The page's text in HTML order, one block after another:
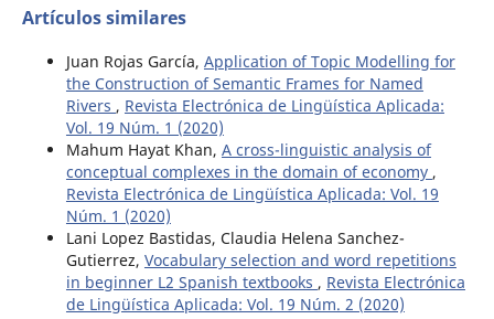
Artículos similares
Juan Rojas García, Application of Topic Modelling for
the Construction of Semantic Frames for Named
Rivers , Revista Electrónica de Lingüística Aplicada:
Vol. 19 Núm. 1 (2020)
Mahum Hayat Khan, A cross-linguistic analysis of
conceptual complexes in the domain of economy ,
Revista Electrónica de Lingüística Aplicada: Vol. 19
Núm. 1 (2020)
Lani Lopez Bastidas, Claudia Helena Sanchez-
Gutierrez, Vocabulary selection and word repetitions
in beginner L2 Spanish textbooks , Revista Electrónica
de Lingüística Aplicada: Vol. 19 Núm. 2 (2020)